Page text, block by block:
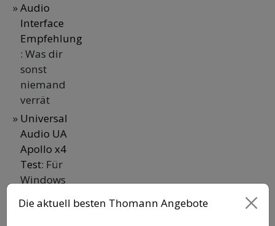
Audio
Interface
Empfehlung
: Was dir
sonst
niemand
verrät
Universal
Audio UA
Apollo x4
Test: Für
Windows
Die aktuell besten Thomann Angebote